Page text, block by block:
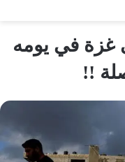
غزة في يومه